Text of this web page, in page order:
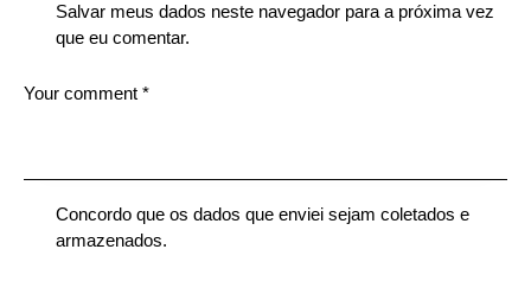
Salvar meus dados neste navegador para a próxima vez
que eu comentar.
Concordo que os dados que enviei sejam coletados e
armazenados.